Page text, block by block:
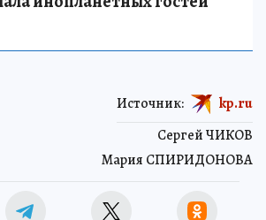
Сергей ЧИКОВ
Мария СПИРИДОНОВА
Источник: kp.ru